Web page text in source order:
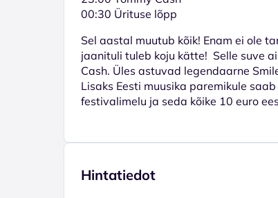
00:30 Ürituse lõpp
Sel aastal muutub kõik! Enam ei ole
jaanituli tuleb koju kätte! Selle suve
Cash. Üles astuvad legendaarne
Lisaks Eesti muusika paremikule
festivalimelu ja seda kõike 10 euro
Hintatiedot